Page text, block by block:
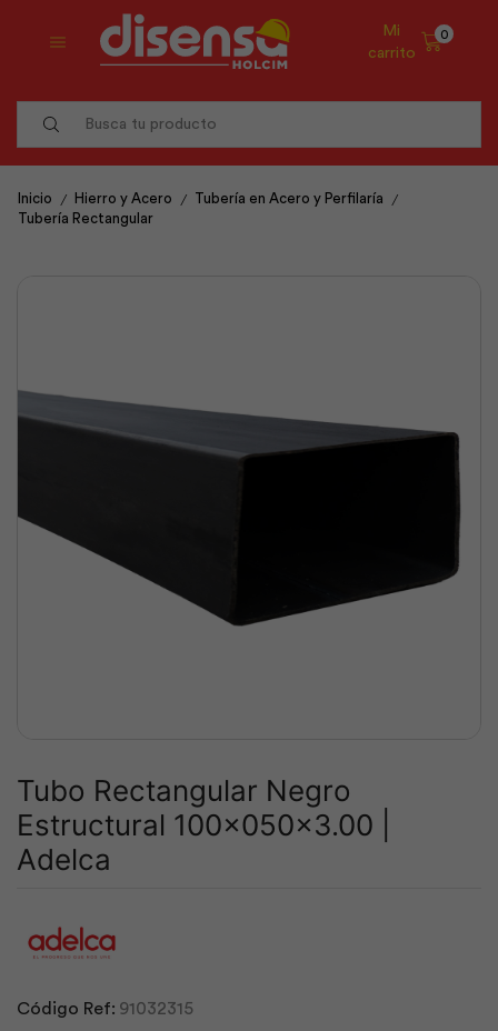
Mi
carrito
0
Inicio / Hierro y Acero / Tubería en Acero y Perfilaría /
Tubería Rectangular
Tubo Rectangular Negro
Estructural 100x050x3.00 |
Adelca
Código Ref: 91032315